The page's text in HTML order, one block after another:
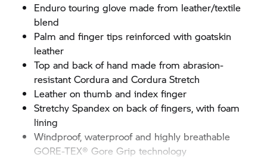
Enduro touring glove made from leather/textile
blend
Palm and finger tips reinforced with goatskin
leather
Top and back of hand made from abrasion-
resistant Cordura and Cordura Stretch
Leather on thumb and index finger
Stretchy Spandex on back of fingers, with foam
lining
Windproof, waterproof and highly breathable
GORE-TEX® Gore Grip technology